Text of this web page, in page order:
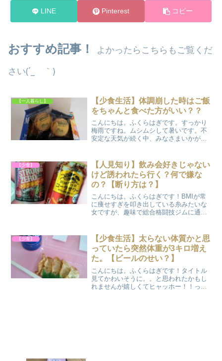
LINE Pinterest コピー
おすすめ記事！
よかったらこちらもご覧くだ
さい(´_ゝ｀)
【一人暮らし】
【少食生活】体調崩した時はご飯
をちゃんと食べた方がいい？？
こんにちは。ふくらはぎです。すっかり
梅雨ですね。ムシムシして暑いです。不
安定な天気が続く中、みなさまいかがお
邪ひいちまったよ(´_ゝ｀)具合悪い時にご
飯食べる？体調崩し...
【少食】
【人見知り】飲み会好きじゃない
けど誘われたら行く？何で嫌な
の？【断り方は？】
こんにちは。ふくらはぎです！BMIが常
に痩せすぎを叩き出している糸みたいな
女ですが、趣味で総合格闘技ジムに通っ
ムを退会することになりました。キック
ボクシングも寝技...
【少食】
【少食生活】太らない体質かと思
っていたら突然体重が3キロ増え
た。【ビールのせい？】
こんにちは。ふくらはぎです！タイトル
見てかわいそうに。。と思われたかもし
れませんが嬉しくてヒャッホー！！っと